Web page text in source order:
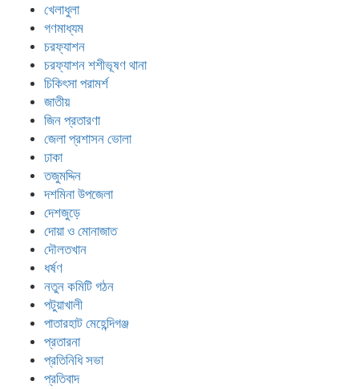
খেলাধুলা
গণমাধ্যম
চরফ্যাশন
চরফ্যাশন শশীভূষণ থানা
চিকিৎসা পরামর্শ
জাতীয়
জিন প্রতারণা
জেলা প্রশাসন ভোলা
ঢাকা
তজুমদ্দিন
দশমিনা উপজেলা
দেশজুড়ে
দোয়া ও মোনাজাত
দৌলতখান
ধর্ষণ
নতুন কমিটি গঠন
পটুয়াখালী
পাতারহাট মেহেন্দিগঞ্জ
প্রতারনা
প্রতিনিধি সভা
প্রতিবাদ